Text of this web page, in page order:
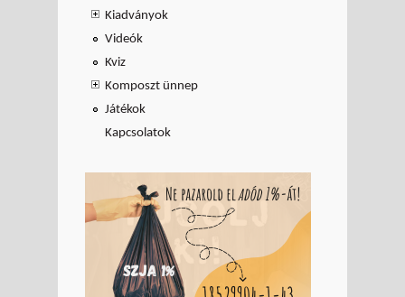
Kiadványok
Videók
Kviz
Komposzt ünnep
Játékok
Kapcsolatok